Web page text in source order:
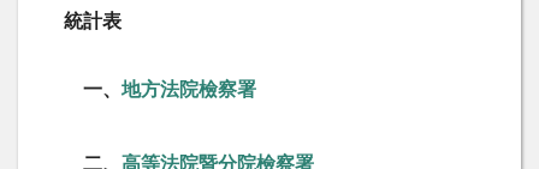
統計表
一、 地方法院檢察署
二、 高等法院暨分院檢察署